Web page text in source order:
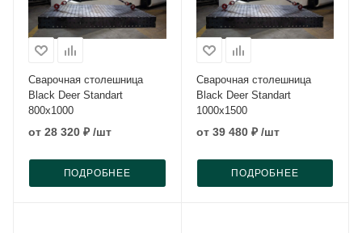
Сварочная столешница
Black Deer Standart
800x1000
от 28 320 ₽ /шт
ПОДРОБНЕЕ
Сварочная столешница
Black Deer Standart
1000x1500
от 39 480 ₽ /шт
ПОДРОБНЕЕ